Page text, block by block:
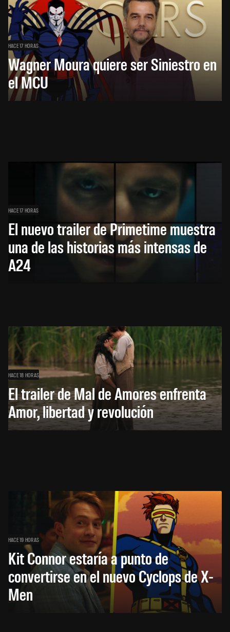
HACE 17 HORAS
Wagner Moura quiere ser Siniestro en
el MCU
HACE 17 HORAS
El nuevo trailer de Primetime muestra
una de las historias más intensas de
A24
HACE 18 HORAS
El trailer de Mal de Amores enfrenta
Amor, libertad y revolución
HACE 19 HORAS
Kit Connor estaría a punto de
convertirse en el nuevo Cyclops de X-
Men